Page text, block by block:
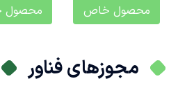
محصول خاص
مجوزهای فناور